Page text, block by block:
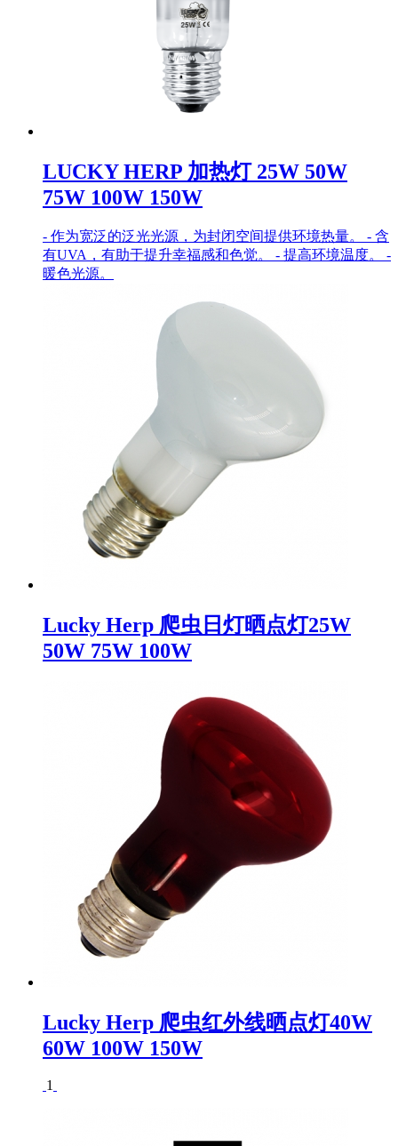
LUCKY HERP 加热灯 25W 50W
75W 100W 150W
- 作为宽泛的泛光光源，为封闭空间提供环境热量。 - 含
有UVA，有助于提升幸福感和色觉。 - 提高环境温度。 -
暖色光源。
Lucky Herp 爬虫日灯晒点灯25W
50W 75W 100W
Lucky Herp 爬虫红外线晒点灯40W
60W 100W 150W
1